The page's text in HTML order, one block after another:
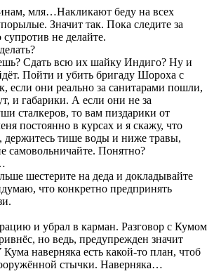
мля…Накликают беду на всех
Значит так. Пока следите за
не делайте.
Сдать всю их шайку Индиго? Ну и
Пойти и убить бригаду Шороха с
если они реально за санитарами пошли,
и габарики. А если они не за
сталкеров, то вам пиздарики от
постоянно в курсах и я скажу, что
держитесь тише воды и ниже травы,
самовольничайте. Понятно?
шестерите на деда и докладывайте
что конкретно предпринять
и убрал в карман. Разговор с Кумом
но ведь, предупрежден значит
наверняка есть какой-то план, чтоб
стычки. Наверняка…